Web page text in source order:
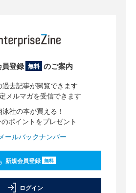
登録 無料 のご案内
過去記事が閲覧できます
メルマガを受信できます
泳社の本が買える！
ポイントをプレゼント
ールバックナンバー
新規会員登録 無料
ログイン